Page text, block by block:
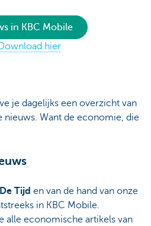
in KBC Mobile
hier
je dagelijks een overzicht van
nieuws. Want de economie, die
De Tijd en van de hand van onze
in KBC Mobile.
alle economische artikels van